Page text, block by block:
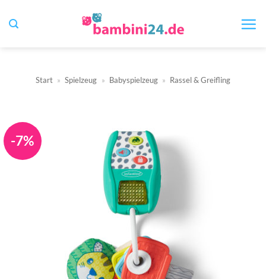
Inhalt
Start » Spielzeug » Babyspielzeug » Rassel & Greifling
-7%